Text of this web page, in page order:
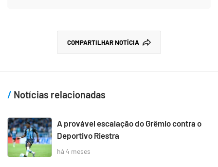
COMPARTILHAR NOTÍCIA
Notícias relacionadas
A provável escalação do Grêmio contra o
Deportivo Riestra
há 4 meses